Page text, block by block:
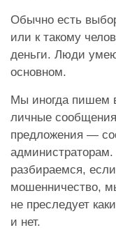
Обычно есть
или к такому
деньги. Люди
основном.
Мы иногда пишем
личные сообщения
предложения —
разбираемся,
мошенничество,
не преследует
и нет.